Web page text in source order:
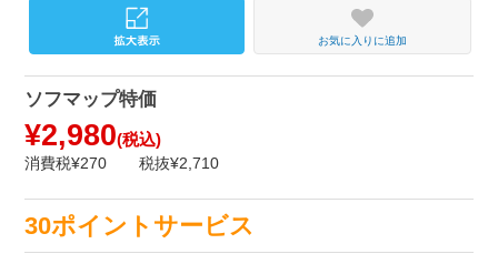
お気に入りに追加
ソフマップ特価
¥2,980(税込)
消費税¥270 税抜¥2,710
30ポイントサービス